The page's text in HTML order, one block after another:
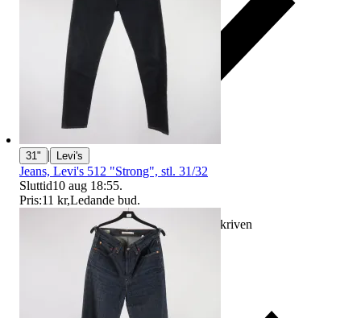
Ersättning om varan inte är som beskriven
31" | Levi's
Jeans, Levi's 512 "Strong", stl. 31/32
Sluttid10 aug 18:55.
Pris:11 kr,Ledande bud.